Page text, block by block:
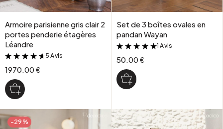
Armoire parisienne gris clair 2
portes penderie étagères
Léandre
&
5 Avis
1970.00 €
Set de 3 boîtes ovales en
pandan Wayan
&
1 Avis
50.00 €
-29%